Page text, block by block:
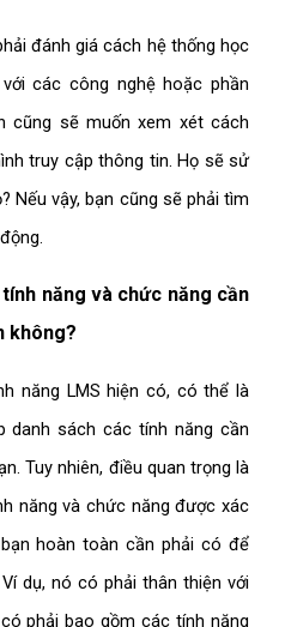
đánh giá cách hệ thống học
các công nghệ hoặc phần
cũng sẽ muốn xem xét cách
truy cập thông tin. Họ sẽ sử
Nếu vậy, bạn cũng sẽ phải tìm
năng và chức năng cần
không?
năng LMS hiện có, có thể là
sách các tính năng cần
Tuy nhiên, điều quan trọng là
năng và chức năng được xác
hoàn toàn cần phải có để
dụ, nó có phải thân thiện với
phải bao gồm các tính năng